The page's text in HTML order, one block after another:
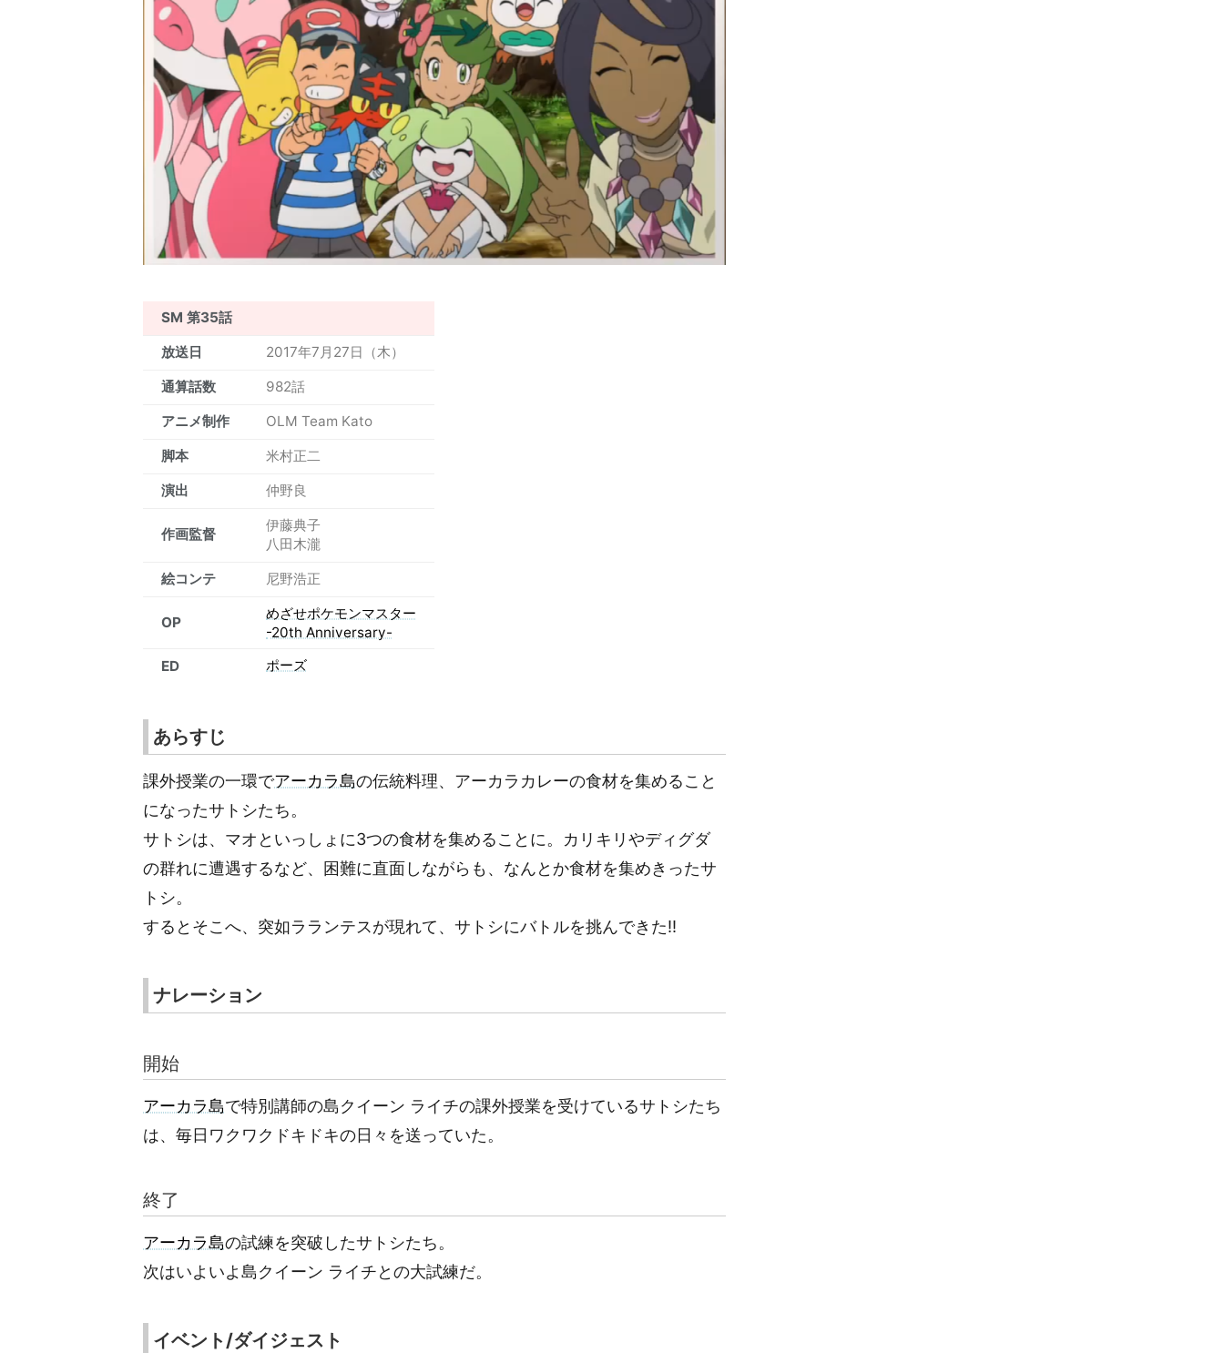
SM 第35話
放送日
2017年7月27日（木）
通算話数
982話
アニメ制作
OLM Team Kato
脚本
米村正二
演出
仲野良
作画監督
伊藤典子
八田木瀧
絵コンテ
尼野浩正
OP
めざせポケモンマスター
-20th Anniversary-
ED
ポーズ
あらすじ
課外授業の一環でアーカラ島の伝統料理、アーカラカレーの食材を集めること
になったサトシたち。
サトシは、マオといっしょに3つの食材を集めることに。カリキリやディグダ
の群れに遭遇するなど、困難に直面しながらも、なんとか食材を集めきったサ
トシ。
するとそこへ、突如ラランテスが現れて、サトシにバトルを挑んできた!!
ナレーション
開始
アーカラ島で特別講師の島クイーン ライチの課外授業を受けているサトシたち
は、毎日ワクワクドキドキの日々を送っていた。
終了
アーカラ島の試練を突破したサトシたち。
次はいよいよ島クイーン ライチとの大試練だ。
イベント/ダイジェスト